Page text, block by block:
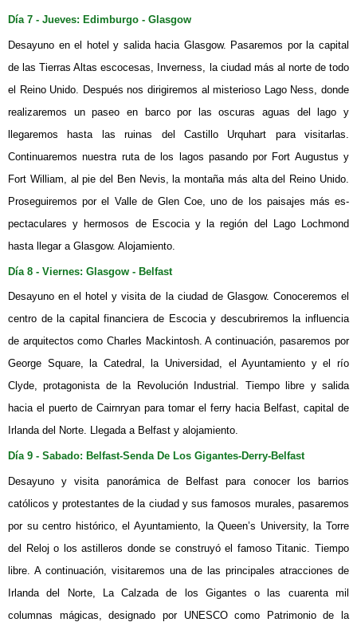
Día 7 - Jueves: Edimburgo - Glasgow
Desayuno en el hotel y salida hacia Glasgow. Pasaremos por la capital
de las Tierras Altas escocesas, Inverness, la ciudad más al norte de todo
el Reino Unido. Después nos dirigiremos al misterioso Lago Ness, donde
realizaremos un paseo en barco por las oscuras aguas del lago y
llegaremos hasta las ruinas del Castillo Urquhart para visitarlas.
Continuaremos nuestra ruta de los lagos pasando por Fort Augustus y
Fort William, al pie del Ben Nevis, la montaña más alta del Reino Unido.
Proseguiremos por el Valle de Glen Coe, uno de los paisajes más es-
pectaculares y hermosos de Escocia y la región del Lago Lochmond
hasta llegar a Glasgow. Alojamiento.
Día 8 - Viernes: Glasgow - Belfast
Desayuno en el hotel y visita de la ciudad de Glasgow. Conoceremos el
centro de la capital financiera de Escocia y descubriremos la influencia
de arquitectos como Charles Mackintosh. A continuación, pasaremos por
George Square, la Catedral, la Universidad, el Ayuntamiento y el río
Clyde, protagonista de la Revolución Industrial. Tiempo libre y salida
hacia el puerto de Cairnryan para tomar el ferry hacia Belfast, capital de
Irlanda del Norte. Llegada a Belfast y alojamiento.
Día 9 - Sabado: Belfast-Senda De Los Gigantes-Derry-Belfast
Desayuno y visita panorámica de Belfast para conocer los barrios
católicos y protestantes de la ciudad y sus famosos murales, pasaremos
por su centro histórico, el Ayuntamiento, la Queen’s University, la Torre
del Reloj o los astilleros donde se construyó el famoso Titanic. Tiempo
libre. A continuación, visitaremos una de las principales atracciones de
Irlanda del Norte, La Calzada de los Gigantes o las cuarenta mil
columnas mágicas, designado por UNESCO como Patrimonio de la